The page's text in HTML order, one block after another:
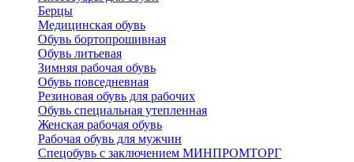
Берцы
Медицинская обувь
Обувь бортопрошивная
Обувь литьевая
Зимняя рабочая обувь
Обувь повседневная
Резиновая обувь для рабочих
Обувь специальная утепленная
Женская рабочая обувь
Рабочая обувь для мужчин
Спецобувь с заключением МИНПРОМТОРГ